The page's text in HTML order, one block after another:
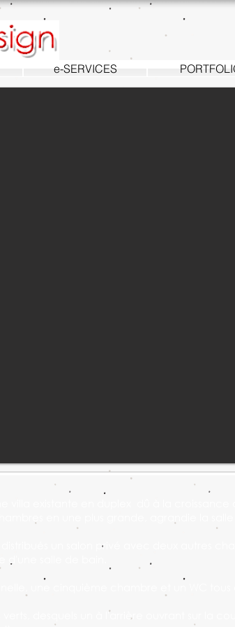
e-SERVICES
un salon privé avec deux autres
d'une salle de bain.
desquels un à l'arrière ouvrant sur la